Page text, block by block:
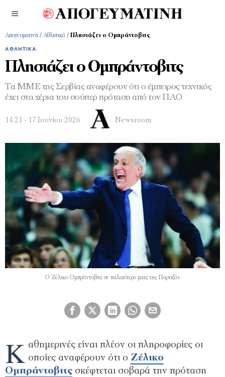
Απογευματινή / Αθλητικά / Πλησιάζει ο Ομπράντοβιτς
ΑΘΛΗΤΙΚΆ
Πλησιάζει ο Ομπράντοβιτς
Τα ΜΜΕ της Σερβίας αναφέρουν ότι ο έμπειρος τεχνικός
έχει στα χέρια του σούπερ πρόταση από τον ΠΑΟ
14:21 - 17 Ιουνίου 2026 Newsroom
O Zέλικο Ομπράντοβιτς σε παλαιότερο ματς της Παρτιζάν
Κ αθημερινές είναι πλέον οι πληροφορίες οι
οποίες αναφέρουν ότι ο Ζέλικο
Ομπράντοβιτς σκέφτεται σοβαρά την πρόταση